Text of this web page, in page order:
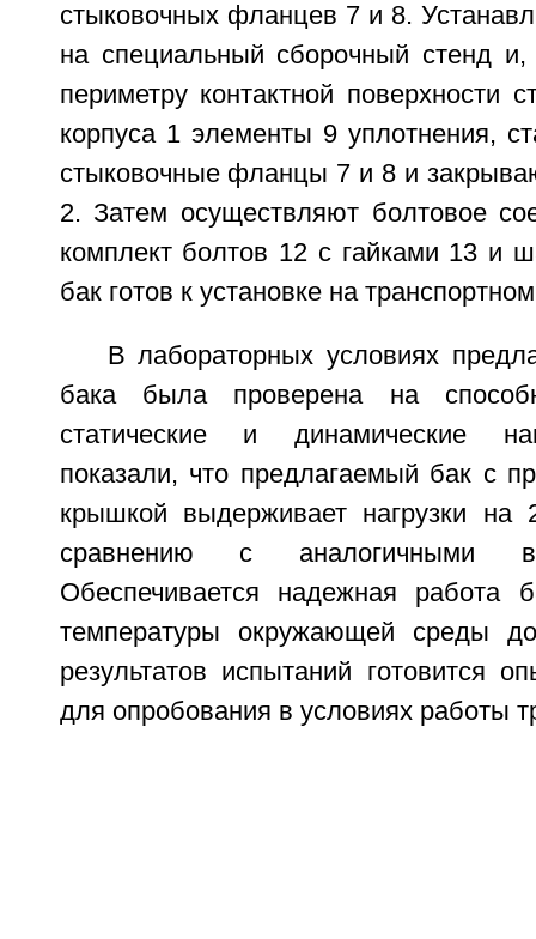
стыковочных фланцев 7 и 8.
на специальный сборочный стенд
периметру контактной поверхности
корпуса 1 элементы 9 уплотнения,
стыковочные фланцы 7 и 8 и
2. Затем осуществляют болтовое
комплект болтов 12 с гайками 13 и
бак готов к установке на
В лабораторных условиях
бака была проверена на
статические и динамические
показали, что предлагаемый бак с
крышкой выдерживает нагрузки на
сравнению с аналогичными
Обеспечивается надежная работа
температуры окружающей среды
результатов испытаний готовится
для опробования в условиях работы